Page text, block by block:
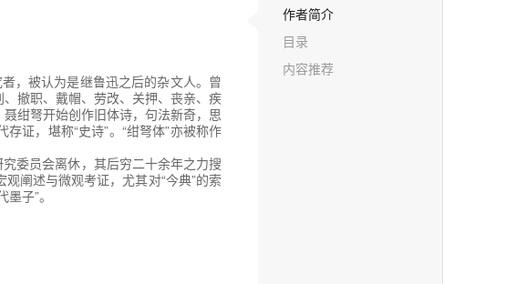
，被认为是继鲁迅之后的杂文人。曾
撤职、戴帽、劳改、关押、丧亲、疾
绀弩开始创作旧体诗，句法新奇，思
证，堪称“史诗”。“绀弩体”亦被称作
委员会离休，其后穷二十余年之力搜
阐述与微观考证，尤其对“今典”的索
子”。
作者简介
目录
内容推荐